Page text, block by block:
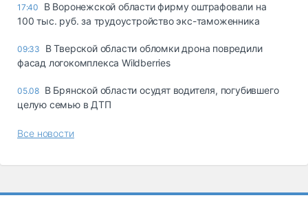
17:40
В Воронежской области фирму оштрафовали на
100 тыс. руб. за трудоустройство экс-таможенника
09:33
В Тверской области обломки дрона повредили
фасад логокомплекса Wildberries
05.08 В Брянской области осудят водителя, погубившего
целую семью в ДТП
Все новости